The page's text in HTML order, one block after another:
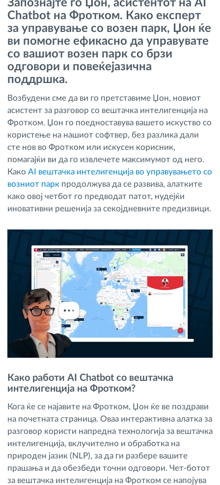
Управување со горивото
Планирање и следење на рутите
Автоматска идентификација на возачите
Како ја решаваме
Калкулатор за заштеди
Запознајте го Џон, асистентот на AI
Chatbot на Фротком. Како експерт
за управување со возен парк, Џон ќе
ви помогне ефикасно да управувате
со вашиот возен парк со брзи
одговори и повеќејазична
поддршка.
Возбудени сме да ви го претставиме Џон, новиот
асистент за разговор со вештачка интелигенција на
Фротком. Џон го поедноставува вашето искуство со
користење на нашиот софтвер, без разлика дали
сте нов во Фротком или искусен корисник,
помагајќи ви да го извлечете максимумот од него.
Како AI вештачка интелигенција во управувањето со
возниот парк продолжува да се развива, алатките
како овој четбот го предводат патот, нудејќи
иновативни решенија за секојдневните предизвици.
Како работи AI Chatbot со вештачка
интелигенција на Фротком?
Кога ќе се најавите на Фротком, Џон ќе ве поздрави
на почетната страница. Оваа интерактивна алатка за
разговор користи напредна технологија за вештачка
интелигенција, вклучително и обработка на
природен јазик (NLP), за да ги разбере вашите
прашања и да обезбеди точни одговори. Чет-ботот
за вештачка интелигенција на Фротком се напојува